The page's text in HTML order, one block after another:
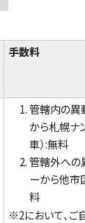
手数料
管轄内の異
から札幌ナ
車）:無料
管轄外への
ーから他市
料
※2において、ご